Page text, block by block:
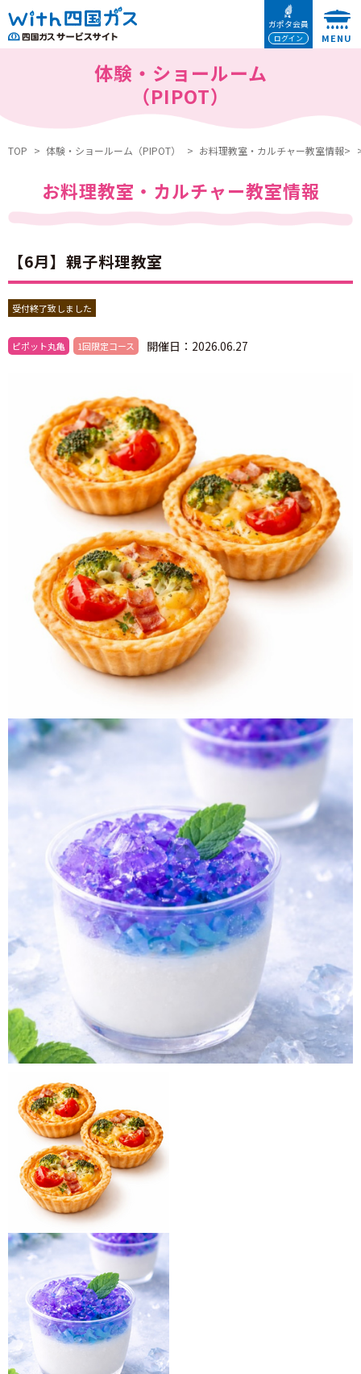
本文へ移動
ガポタ会員
ログイン
体験・ショールーム
（PIPOT）
TOP 体験・ショールーム（PIPOT） お料理教室・カルチャー教室情報>
お料理教室・カルチャー教室情報
【6月】親子料理教室
受付終了致しました
ピポット丸亀 1回限定コース 開催日：2026.06.27